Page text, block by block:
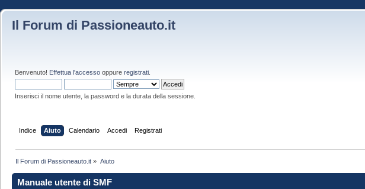
Il Forum di Passioneauto.it
Benvenuto! Effettua l'accesso oppure registrati
Inserisci il nome utente, la password e la durata della sessione.
Indice Aiuto Calendario Accedi Registrati
Il Forum di Passioneauto.it » Aiuto
Manuale utente di SMF